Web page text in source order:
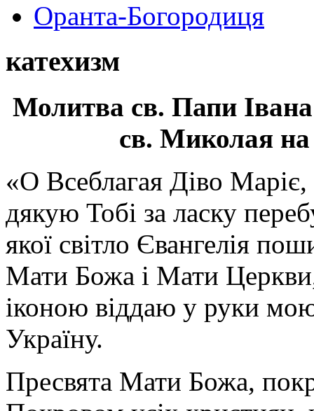
Оранта-Богородиця
катехизм
Молитва св. Папи
св. Миколая на
«О Всеблагая Діво
дякую Тобі за ласку
якої світло Євангелія
Мати Божа і Мати
іконою віддаю у руки
Україну.
Пресвята Мати Божа,